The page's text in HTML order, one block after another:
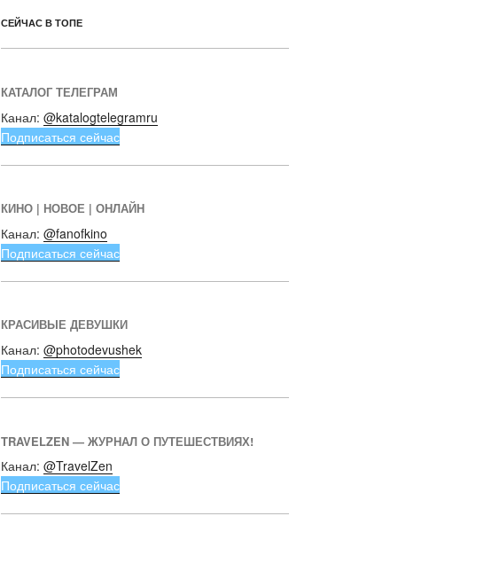
СЕЙЧАС В ТОПЕ
КАТАЛОГ ТЕЛЕГРАМ
Канал: @katalogtelegramru
Подписаться сейчас
КИНО | НОВОЕ | ОНЛАЙН
Канал: @fanofkino
Подписаться сейчас
КРАСИВЫЕ ДЕВУШКИ
Канал: @photodevushek
Подписаться сейчас
TRAVELZEN — ЖУРНАЛ О ПУТЕШЕСТВИЯХ!
Канал: @TravelZen
Подписаться сейчас